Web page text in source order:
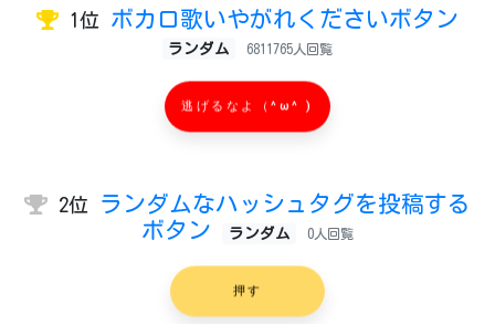
1位 ボカロ歌いやがれくださいボタン
ランダム 6811765人回覧
逃げるなよ（^ω^ )
2位
ランダムなハッシュタグを投稿する
ボタン
ランダム 0人回覧
押す